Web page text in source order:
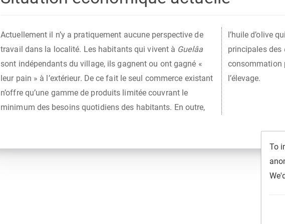
To
Actuellement il n’y a pratiquement aucune perspective de
travail dans la localité. Les habitants qui vivent à Guelâa
sont indépendants du village, ils gagnent ou ont gagné «
leur pain » à l’extérieur. De ce fait le seul commerce existant
n’offre qu’une gamme de produits limitée couvrant le
minimum des besoins quotidiens des habitants. En outre,
l’huile d’olive
principales des
consommation
l’élevage.
To
To
To
To